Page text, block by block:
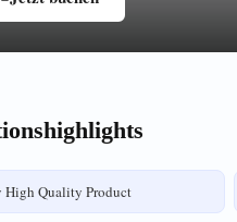
High Quality Product